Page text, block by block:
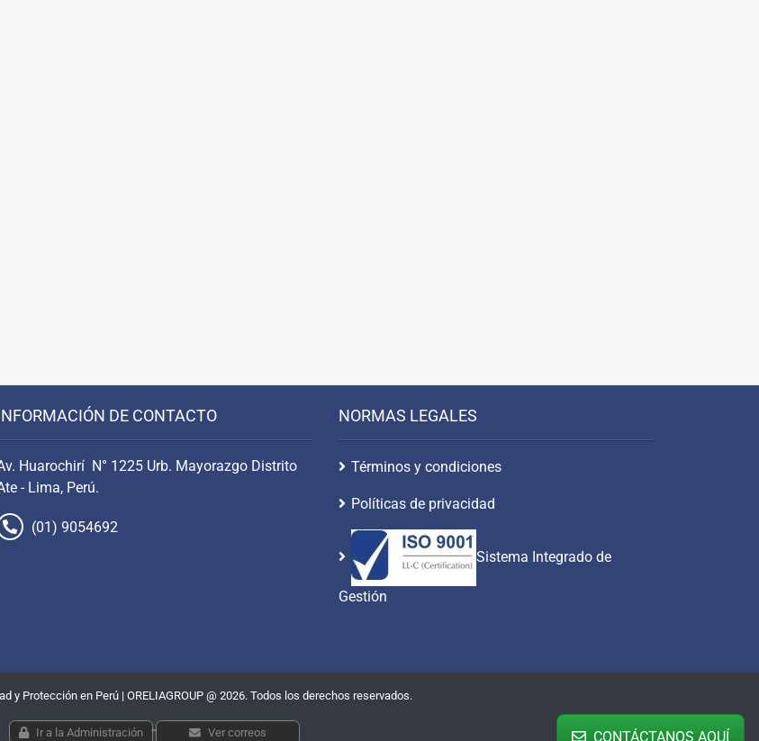
INFORMACIÓN DE CONTACTO
Huarochirí N° 1225 Urb. Mayorazgo Distrito
- Lima, Perú.
(01) 9054692
NORMAS LEGALES
Términos y condiciones
Políticas de privacidad
Sistema Integrado de
Gestión
y Protección en Perú | ORELIAGROUP @ 2026. Todos los derechos reservados.
Ir a la Administración - Ver correos CONTÁCTANOS AQUÍ